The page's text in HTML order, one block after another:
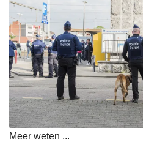
Meer weten ...